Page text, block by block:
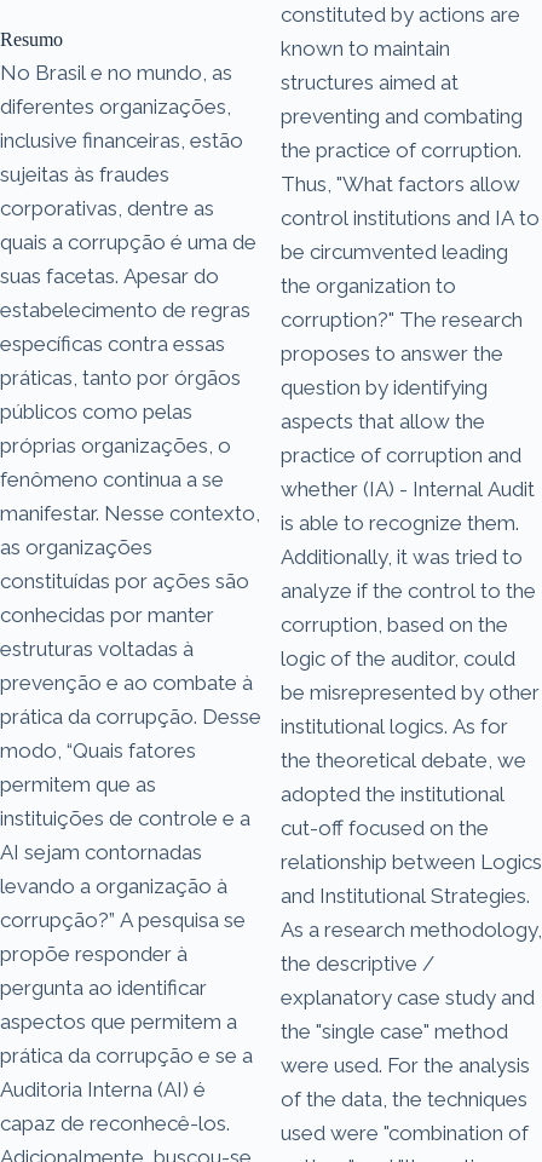
Resumo
No Brasil e no mundo, as
diferentes organizações,
inclusive financeiras, estão
sujeitas às fraudes
corporativas, dentre as
quais a corrupção é uma de
suas facetas. Apesar do
estabelecimento de regras
específicas contra essas
práticas, tanto por órgãos
públicos como pelas
próprias organizações, o
fenômeno continua a se
manifestar. Nesse contexto,
as organizações
constituídas por ações são
conhecidas por manter
estruturas voltadas à
prevenção e ao combate à
prática da corrupção. Desse
modo, “Quais fatores
permitem que as
instituições de controle e a
AI sejam contornadas
levando a organização à
corrupção?” A pesquisa se
propõe responder à
pergunta ao identificar
aspectos que permitem a
prática da corrupção e se a
Auditoria Interna (AI) é
capaz de reconhecê-los.
Adicionalmente, buscou-se
constituted by actions are
known to maintain
structures aimed at
preventing and combating
the practice of corruption.
Thus, "What factors allow
control institutions and IA to
be circumvented leading
the organization to
corruption?" The research
proposes to answer the
question by identifying
aspects that allow the
practice of corruption and
whether (IA) - Internal Audit
is able to recognize them.
Additionally, it was tried to
analyze if the control to the
corruption, based on the
logic of the auditor, could
be misrepresented by other
institutional logics. As for
the theoretical debate, we
adopted the institutional
cut-off focused on the
relationship between Logics
and Institutional Strategies.
As a research methodology,
the descriptive /
explanatory case study and
the "single case" method
were used. For the analysis
of the data, the techniques
used were "combination of